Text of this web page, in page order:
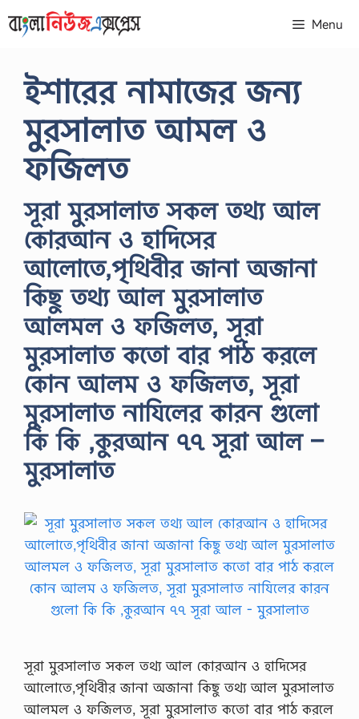
to
Menu
ইশারের নামাজের জন্য
মুরসালাত আমল ও
ফজিলত
সূরা মুরসালাত সকল তথ্য আল
কোরআন ও হাদিসের
আলোতে,পৃথিবীর জানা অজানা
কিছু তথ্য আল মুরসালাত
আলমল ও ফজিলত, সূরা
মুরসালাত কতো বার পাঠ করলে
কোন আলম ও ফজিলত, সূরা
মুরসালাত নাযিলের কারন গুলো
কি কি ,কুরআন ৭৭ সূরা আল –
মুরসালাত
সূরা মুরসালাত সকল তথ্য আল কোরআন ও হাদিসের
আলোতে,পৃথিবীর জানা অজানা কিছু তথ্য আল মুরসালাত
আলমল ও ফজিলত, সূরা মুরসালাত কতো বার পাঠ করলে